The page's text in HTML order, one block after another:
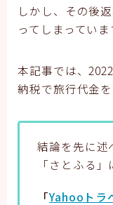
しかし、その後
ってしまっていま
本記事では、
納税で旅行代金
結論を先に述
「さとふる
「Yahooトラ